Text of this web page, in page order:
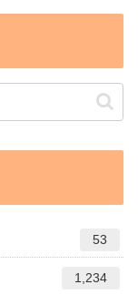
53
1,234